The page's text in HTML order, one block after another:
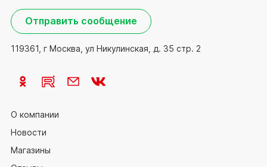
О компании
Новости
Магазины
Отправить сообщение
119361, г Москва, ул Никулинская, д. 35 стр. 2